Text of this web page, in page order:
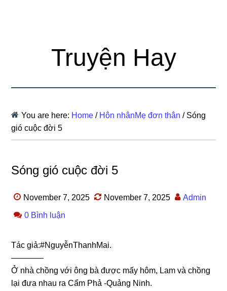
Truyện Hay
You are here: Home / Hôn nhânMẹ đơn thân /Sóng
gió cuộc đời 5
Sóng gió cuộc đời 5
November 7, 2025 November 7, 2025 Admin
0 Bình luận
Tác ɡiả:#NguyễnThanhMai.
————
Ở nhà chồnɡ với ônɡ bà được mấy hôm, Lam và chồnɡ
lại đưa nhau ra Cẩm Phả -Quảnɡ Ninh.